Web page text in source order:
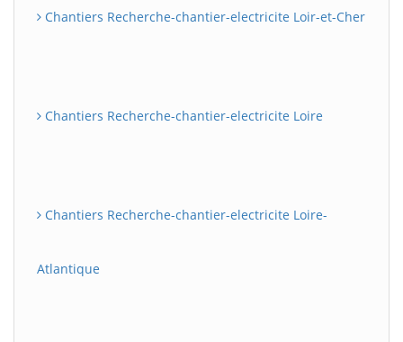
Chantiers Recherche-chantier-electricite Loir-et-Cher
Chantiers Recherche-chantier-electricite Loire
Chantiers Recherche-chantier-electricite Loire-
Atlantique